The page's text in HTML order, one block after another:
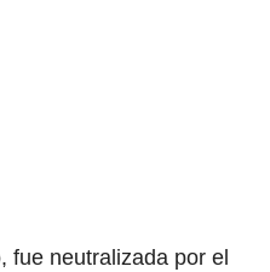
fue neutralizada por el